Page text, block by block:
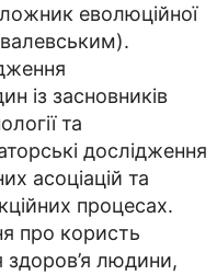
еволюційної
із засновників
та
дослідження
асоціацій та
процесах.
про користь
здоров’я людини,